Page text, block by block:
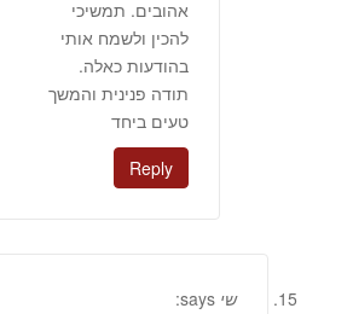
אהובים. תמשיכי
להכין ולשמח אותי
בהודעות כאלה.
תודה פנינית והמשך
טעים ביחד
Reply
שי says: